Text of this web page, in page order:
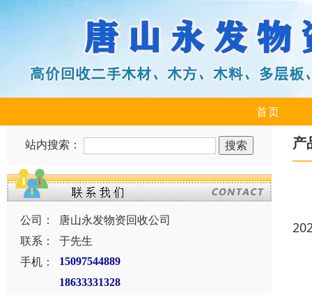
首页
站内搜索：
公司：
唐山永发物资回收公司
联系：
于先生
手机：
15097544889
18633331328
产